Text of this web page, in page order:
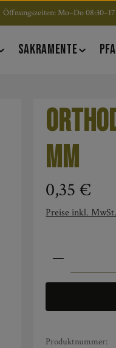
Öffnungszeiten: Mo–Do
SAKRAMENTE
mm
Regulärer Preis:
0,35 €
Preise inkl.
Produkt
Produktnummer: